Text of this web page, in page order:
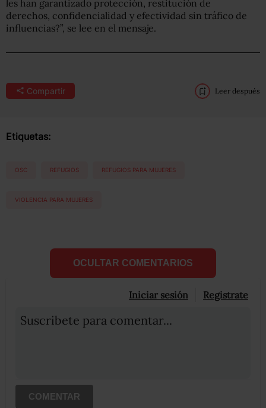
les han garantizado protección, restitución de
derechos, confidencialidad y efectividad sin tráfico de
influencias?”, se lee en el mensaje.
Compartir Leer después
Etiquetas:
OSC REFUGIOS REFUGIOS PARA MUJERES
VIOLENCIA PARA MUJERES
OCULTAR COMENTARIOS
Iniciar sesión Registrate
Suscribete para comentar...
COMENTAR